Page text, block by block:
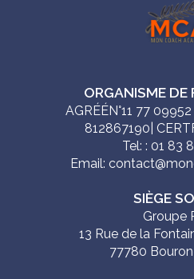
ORGANISME DE
AGRÉÉN°11 77
812867190|
Tel: : 01 83
Email:
SIÈGE
Groupe
13 Rue de la
77780